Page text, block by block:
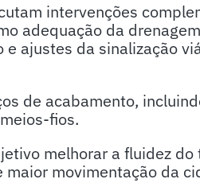
intervenções
adequação da
ajustes da sinalização
de acabamento,
fios.
melhorar a fluidez
movimentação da